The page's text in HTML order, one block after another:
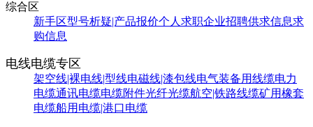
综合区
新手区型号析疑|产品报价个人求职企业招聘供求信息求
购信息
电线电缆专区
架空线|裸电线|型线电磁线|漆包线电气装备用线缆电力
电缆通讯电缆电缆附件光纤光缆航空|铁路线缆矿用橡套
电缆船用电缆|港口电缆